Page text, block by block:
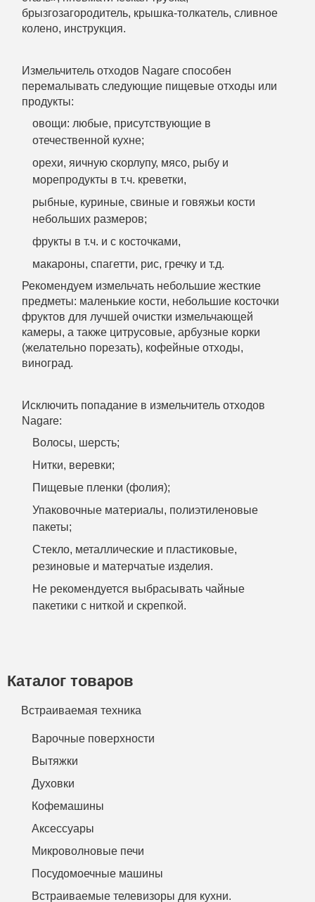
брызгозагородитель, крышка-толкатель, сливное
колено, инструкция.
Измельчитель отходов Nagare способен
перемалывать следующие пищевые отходы или
продукты:
овощи: любые, присутствующие в
отечественной кухне;
орехи, яичную скорлупу, мясо, рыбу и
морепродукты в т.ч. креветки,
рыбные, куриные, свиные и говяжьи кости
небольших размеров;
фрукты в т.ч. и с косточками,
макароны, спагетти, рис, гречку и т.д.
Рекомендуем измельчать небольшие жесткие
предметы: маленькие кости, небольшие косточки
фруктов для лучшей очистки измельчающей
камеры, а также цитрусовые, арбузные корки
(желательно порезать), кофейные отходы,
виноград.
Исключить попадание в измельчитель отходов
Nagare:
Волосы, шерсть;
Нитки, веревки;
Пищевые пленки (фолия);
Упаковочные материалы, полиэтиленовые
пакеты;
Стекло, металлические и пластиковые,
резиновые и матерчатые изделия.
Не рекомендуется выбрасывать чайные
пакетики с ниткой и скрепкой.
Каталог товаров
Встраиваемая техника
Варочные поверхности
Вытяжки
Духовки
Кофемашины
Аксессуары
Микроволновые печи
Посудомоечные машины
Встраиваемые телевизоры для кухни.